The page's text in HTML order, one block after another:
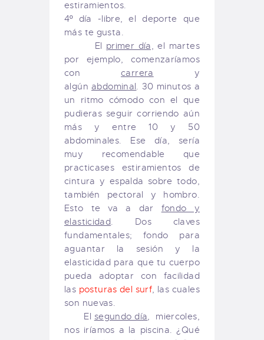
estiramientos.
4º día -libre, el deporte que
más te gusta.
El primer día,
el martes
por ejemplo, comenzaríamos
concarrera y
algúnabdominal . 30 minutos a
un ritmo cómodo con el que
pudieras seguir corriendo aún
más y entre 10 y 50
abdominales. Ese día, sería
muy recomendable que
practicases estiramientos de
cintura y espalda sobre todo,
también pectoral y hombro.
Esto te va a dar fondo y
elasticidad . Dos claves
fundamentales; fondo para
aguantar la sesión y la
elasticidad para que tu cuerpo
pueda adoptar con facilidad
las posturas del surf , las cuales
son nuevas.
El segundo día , miercoles,
nos iríamos a la piscina. ¿Qué